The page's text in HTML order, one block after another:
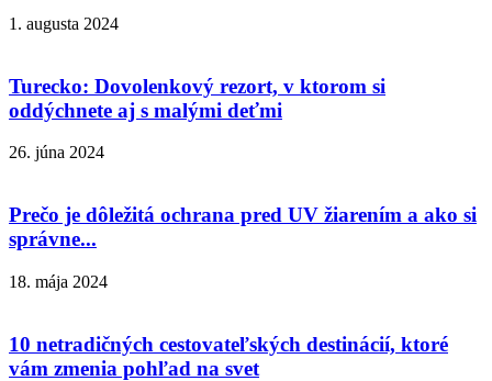
1. augusta 2024
Turecko: Dovolenkový rezort, v ktorom si
oddýchnete aj s malými deťmi
26. júna 2024
Prečo je dôležitá ochrana pred UV žiarením a ako si
správne...
18. mája 2024
10 netradičných cestovateľských destinácií, ktoré
vám zmenia pohľad na svet